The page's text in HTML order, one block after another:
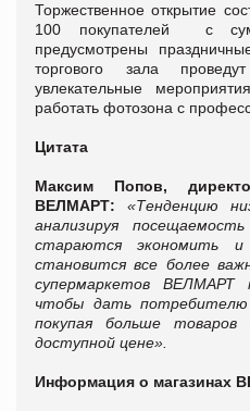
Торжественное открытие
100 покупателей с
предусмотрены
торгового зала
увлекательные
работать фотозона с
Цитата
Максим Попов,
ВЕЛМАРТ:«Тенденцию
анализируя
стараются экономить
становится все более
супермаркетов
чтобы дать потребителю
покупая больше товаров
доступной цене».
Информация о магазинах